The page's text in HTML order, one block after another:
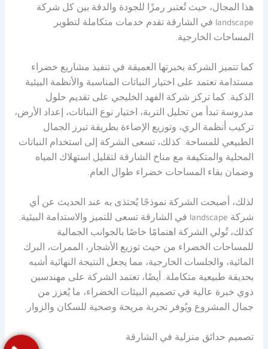
هذا المجال، حيث تُعتبر رمزًا للجودة والدقة بين كل شركة
landscape في الشارقة تقدم خدمات متكاملة لتطوير
المساحات الخارجية.
كما تتميز الشركة بخبرتها العميقة في تنفيذ مشاريع خضراء
مستدامة تعتمد على اختيار النباتات المناسبة والأنظمة البيئية
الذكية. كما تركز شركة الفهد الخليجي على تقديم حلول
مدروسة تبدأ من تحليل التربة، اختيار نوع النباتات، إعداد الأرض،
تركيب أنظمة الري، وتوزيع الإضاءة بطريقة تبرز الجمال
الطبيعي للمساحة. كذلك، تسعى الشركة إلى استخدام النباتات
المحلية والمتكيفة مع مناخ الشارقة لتقليل استهلاك المياه
وضمان بقاء المساحات خضراء طوال العام.
لذلك، أصبحت الشركة نموذجًا يُحتذى به عند الحديث عن أي
شركة landscape في الشارقة تسعى للتميز والاستدامة البيئية.
كذلك، تُولي الشركة اهتمامًا خاصًا بالجوانب الجمالية
للمساحات الخضراء من حيث توزيع الأشجار، الممرات، البرك
المائية، والجلسات الخارجية، مما يجعل النتيجة النهائية أشبه
بحديقة طبيعية متكاملة. أيضًا، تعتمد الشركة على مهندسين
ذوي خبرة عالية في تصميم البيئات الخضراء، ما يُعزز من
جمال المشروع ويُوفر تجربة مريحة وصحية للسكان والزوار.
تصميم حدائق منزلية في الشارقة